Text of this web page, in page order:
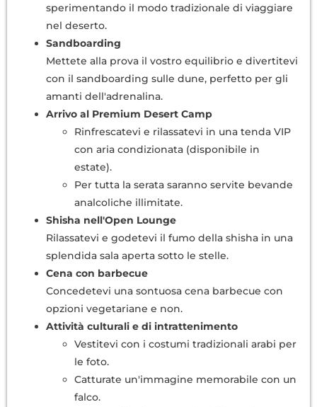
sperimentando il modo tradizionale di viaggiare
nel deserto.
Sandboarding
Mettete alla prova il vostro equilibrio e divertitevi
con il sandboarding sulle dune, perfetto per gli
amanti dell'adrenalina.
Arrivo al Premium Desert Camp
Rinfrescatevi e rilassatevi in una tenda VIP
con aria condizionata (disponibile in
estate).
Per tutta la serata saranno servite bevande
analcoliche illimitate.
Shisha nell'Open Lounge
Rilassatevi e godetevi il fumo della shisha in una
splendida sala aperta sotto le stelle.
Cena con barbecue
Concedetevi una sontuosa cena barbecue con
opzioni vegetariane e non.
Attività culturali e di intrattenimento
Vestitevi con i costumi tradizionali arabi per
le foto.
Catturate un'immagine memorabile con un
falco.